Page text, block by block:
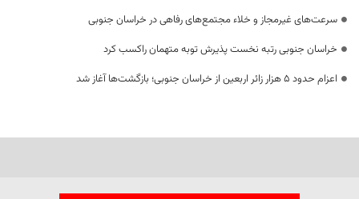
سرعت‌های غیرمجاز و خلاء مجتمع‌های رفاهی در خراسان جنوبی
خراسان جنوبی رتبه نخست پذیرش توبه متهمان راکسب کرد
اعزام حدود 5 هزار زائر اربعین از خراسان جنوبی؛ بازگشت‌ها آغاز شد